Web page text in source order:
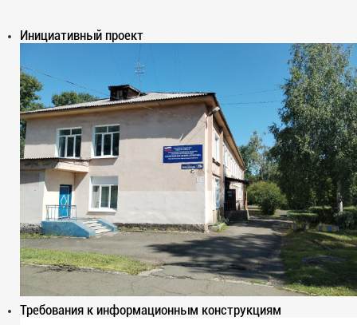
Инициативный проект
Требования к информационным конструкциям